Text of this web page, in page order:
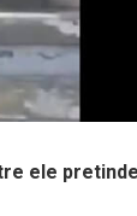
ele